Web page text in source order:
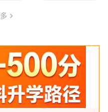
师146人，幼儿园9个班，
个机构。山立学校董事长
深化课改，全面实施“八
在全省率先实现应试教
生乐于表现、敢于表达、
、开窍思考，在开放的氛